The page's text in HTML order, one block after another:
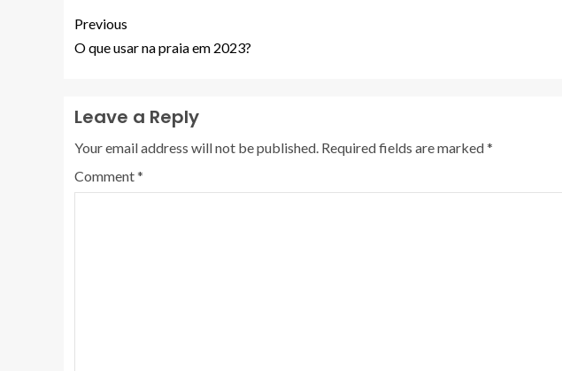
Previous
O que usar na praia em 2023?
Leave a Reply
Your email address will not be published. Required fields are marked*
Comment*